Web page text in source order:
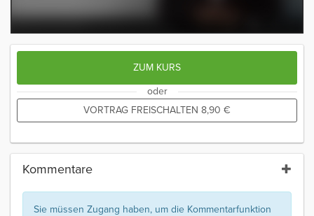
ZUM KURS
oder
VORTRAG FREISCHALTEN 8,90 €
Kommentare
Sie müssen Zugang haben, um die Kommentarfunktion